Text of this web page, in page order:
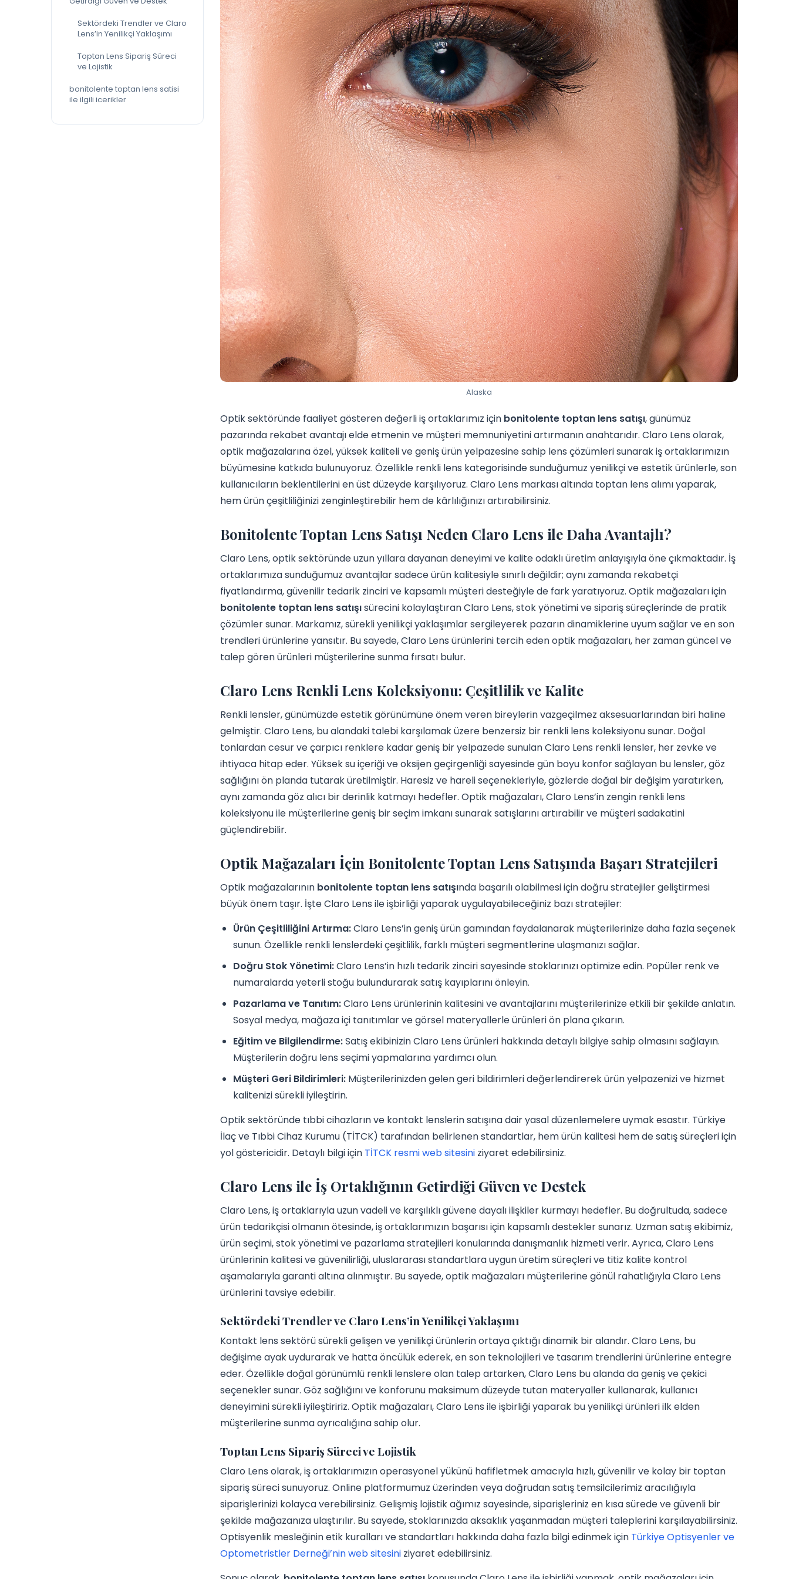
Sektördeki Trendler ve Claro
Lens’in Yenilikçi Yaklaşımı
Toptan Lens Sipariş Süreci
ve Lojistik
bonitolente toptan lens satisi
ile ilgili icerikler
Alaska
Optik sektöründe faaliyet gösteren değerli iş ortaklarımız için bonitolente toptan lens satışı, günümüz
pazarında rekabet avantajı elde etmenin ve müşteri memnuniyetini artırmanın anahtarıdır. Claro Lens olarak,
optik mağazalarına özel, yüksek kaliteli ve geniş ürün yelpazesine sahip lens çözümleri sunarak iş ortaklarımızın
büyümesine katkıda bulunuyoruz. Özellikle renkli lens kategorisinde sunduğumuz yenilikçi ve estetik ürünlerle, son
kullanıcıların beklentilerini en üst düzeyde karşılıyoruz. Claro Lens markası altında toptan lens alımı yaparak,
hem ürün çeşitliliğinizi zenginleştirebilir hem de kârlılığınızı artırabilirsiniz.
Bonitolente Toptan Lens Satışı Neden Claro Lens ile Daha Avantajlı?
Claro Lens, optik sektöründe uzun yıllara dayanan deneyimi ve kalite odaklı üretim anlayışıyla öne çıkmaktadır. İş
ortaklarımıza sunduğumuz avantajlar sadece ürün kalitesiyle sınırlı değildir; aynı zamanda rekabetçi
fiyatlandırma, güvenilir tedarik zinciri ve kapsamlı müşteri desteğiyle de fark yaratıyoruz. Optik mağazaları için
bonitolente toptan lens satışısürecini kolaylaştıran Claro Lens, stok yönetimi ve sipariş süreçlerinde de pratik
çözümler sunar. Markamız, sürekli yenilikçi yaklaşımlar sergileyerek pazarın dinamiklerine uyum sağlar ve en son
trendleri ürünlerine yansıtır. Bu sayede, Claro Lens ürünlerini tercih eden optik mağazaları, her zaman güncel ve
talep gören ürünleri müşterilerine sunma fırsatı bulur.
Claro Lens Renkli Lens Koleksiyonu: Çeşitlilik ve Kalite
Renkli lensler, günümüzde estetik görünümüne önem veren bireylerin vazgeçilmez aksesuarlarından biri haline
gelmiştir. Claro Lens, bu alandaki talebi karşılamak üzere benzersiz bir renkli lens koleksiyonu sunar. Doğal
tonlardan cesur ve çarpıcı renklere kadar geniş bir yelpazede sunulan Claro Lens renkli lensler, her zevke ve
ihtiyaca hitap eder. Yüksek su içeriği ve oksijen geçirgenliği sayesinde gün boyu konfor sağlayan bu lensler, göz
sağlığını ön planda tutarak üretilmiştir. Haresiz ve hareli seçenekleriyle, gözlerde doğal bir değişim yaratırken,
aynı zamanda göz alıcı bir derinlik katmayı hedefler. Optik mağazaları, Claro Lens’in zengin renkli lens
koleksiyonu ile müşterilerine geniş bir seçim imkanı sunarak satışlarını artırabilir ve müşteri sadakatini
güçlendirebilir.
Optik Mağazaları İçin Bonitolente Toptan Lens Satışında Başarı Stratejileri
Optik mağazalarının bonitolente toptan lens satışında başarılı olabilmesi için doğru stratejiler geliştirmesi
büyük önem taşır. İşte Claro Lens ile işbirliği yaparak uygulayabileceğiniz bazı stratejiler:
Ürün Çeşitliliğini Artırma:Claro Lens’in geniş ürün gamından faydalanarak müşterilerinize daha fazla seçenek
sunun. Özellikle renkli lenslerdeki çeşitlilik, farklı müşteri segmentlerine ulaşmanızı sağlar.
Doğru Stok Yönetimi:Claro Lens’in hızlı tedarik zinciri sayesinde stoklarınızı optimize edin. Popüler renk ve
numaralarda yeterli stoğu bulundurarak satış kayıplarını önleyin.
Pazarlama ve Tanıtım:Claro Lens ürünlerinin kalitesini ve avantajlarını müşterilerinize etkili bir şekilde anlatın.
Sosyal medya, mağaza içi tanıtımlar ve görsel materyallerle ürünleri ön plana çıkarın.
Eğitim ve Bilgilendirme:Satış ekibinizin Claro Lens ürünleri hakkında detaylı bilgiye sahip olmasını sağlayın.
Müşterilerin doğru lens seçimi yapmalarına yardımcı olun.
Müşteri Geri Bildirimleri: Müşterilerinizden gelen geri bildirimleri değerlendirerek ürün yelpazenizi ve hizmet
kalitenizi sürekli iyileştirin.
Optik sektöründe tıbbi cihazların ve kontakt lenslerin satışına dair yasal düzenlemelere uymak esastır. Türkiye
İlaç ve Tıbbi Cihaz Kurumu (TİTCK) tarafından belirlenen standartlar, hem ürün kalitesi hem de satış süreçleri için
yol göstericidir. Detaylı bilgi için TİTCK resmi web sitesini ziyaret edebilirsiniz.
Claro Lens ile İş Ortaklığının Getirdiği Güven ve Destek
Claro Lens, iş ortaklarıyla uzun vadeli ve karşılıklı güvene dayalı ilişkiler kurmayı hedefler. Bu doğrultuda, sadece
ürün tedarikçisi olmanın ötesinde, iş ortaklarımızın başarısı için kapsamlı destekler sunarız. Uzman satış ekibimiz,
ürün seçimi, stok yönetimi ve pazarlama stratejileri konularında danışmanlık hizmeti verir. Ayrıca, Claro Lens
ürünlerinin kalitesi ve güvenilirliği, uluslararası standartlara uygun üretim süreçleri ve titiz kalite kontrol
aşamalarıyla garanti altına alınmıştır. Bu sayede, optik mağazaları müşterilerine gönül rahatlığıyla Claro Lens
ürünlerini tavsiye edebilir.
Sektördeki Trendler ve Claro Lens’in Yenilikçi Yaklaşımı
Kontakt lens sektörü sürekli gelişen ve yenilikçi ürünlerin ortaya çıktığı dinamik bir alandır. Claro Lens, bu
değişime ayak uydurarak ve hatta öncülük ederek, en son teknolojileri ve tasarım trendlerini ürünlerine entegre
eder. Özellikle doğal görünümlü renkli lenslere olan talep artarken, Claro Lens bu alanda da geniş ve çekici
seçenekler sunar. Göz sağlığını ve konforunu maksimum düzeyde tutan materyaller kullanarak, kullanıcı
deneyimini sürekli iyileştiririz. Optik mağazaları, Claro Lens ile işbirliği yaparak bu yenilikçi ürünleri ilk elden
müşterilerine sunma ayrıcalığına sahip olur.
Toptan Lens Sipariş Süreci ve Lojistik
Claro Lens olarak, iş ortaklarımızın operasyonel yükünü hafifletmek amacıyla hızlı, güvenilir ve kolay bir toptan
sipariş süreci sunuyoruz. Online platformumuz üzerinden veya doğrudan satış temsilcilerimiz aracılığıyla
siparişlerinizi kolayca verebilirsiniz. Gelişmiş lojistik ağımız sayesinde, siparişleriniz en kısa sürede ve güvenli bir
şekilde mağazanıza ulaştırılır. Bu sayede, stoklarınızda aksaklık yaşanmadan müşteri taleplerini karşılayabilirsiniz.
Optisyenlik mesleğinin etik kuralları ve standartları hakkında daha fazla bilgi edinmek için Türkiye Optisyenler ve
Optometristler Derneği’nin web sitesini ziyaret edebilirsiniz.